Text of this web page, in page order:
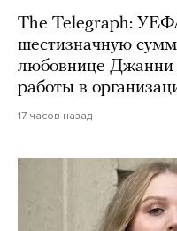
The Telegraph:
шестизначную
любовнице Джанни
работы в
17 часов назад